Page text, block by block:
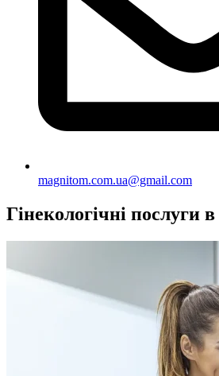
magnitom.com.ua@gmail.com
Гінекологічні послуги